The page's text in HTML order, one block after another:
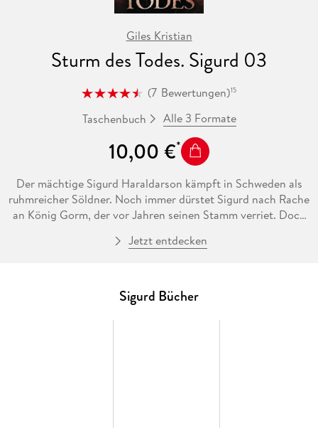
Giles Kristian
Sturm des Todes. Sigurd 03
(7 Bewertungen)15
Taschenbuch Alle 3 Formate
10,00 €
Der mächtige Sigurd Haraldarson kämpft in Schweden als
ruhmreicher Söldner. Noch immer dürstet Sigurd nach Rache
an König Gorm, der vor Jahren seinen Stamm verriet. Doch
Gefangenschaft des gnadenlosen Jarl Guthrum und wird wie
mit bedingungsloser Härte lehnt Sigurd sich gegen sein
Schicksal auf . . .
Jetzt entdecken
Sigurd Bücher